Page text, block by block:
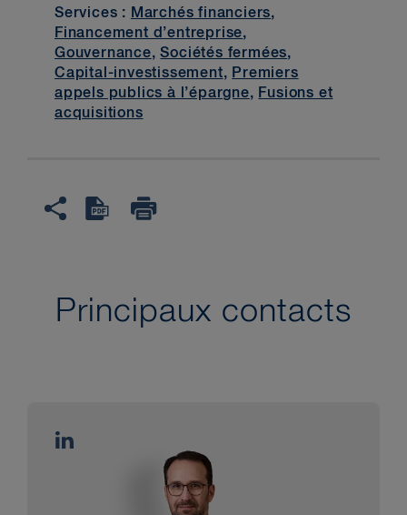
Services : Marchés financiers,
Financement d’entreprise,
Gouvernance,Sociétés fermées,
Capital-investissement, Premiers
appels publics à l’épargne, Fusions et
acquisitions
Principaux contacts